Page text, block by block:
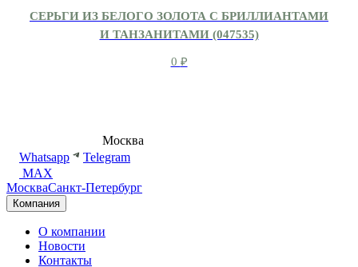
СЕРЬГИ ИЗ БЕЛОГО ЗОЛОТА С БРИЛЛИАНТАМИ
И ТАНЗАНИТАМИ (047535)
0 ₽
Москва
Whatsapp
Telegram
MAX
МоскваСанкт-Петербург
Компания
О компании
Новости
Контакты